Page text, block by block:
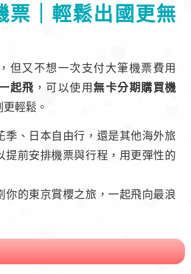
票｜輕鬆出國更無
但又不想一次支付大筆機票費用
起飛 ，可以使用 無卡分期購買機
更輕鬆。
季、日本自由行，還是其他海外旅
提前安排機票與行程，用更彈性的
你的東京賞櫻之旅，一起飛向最浪